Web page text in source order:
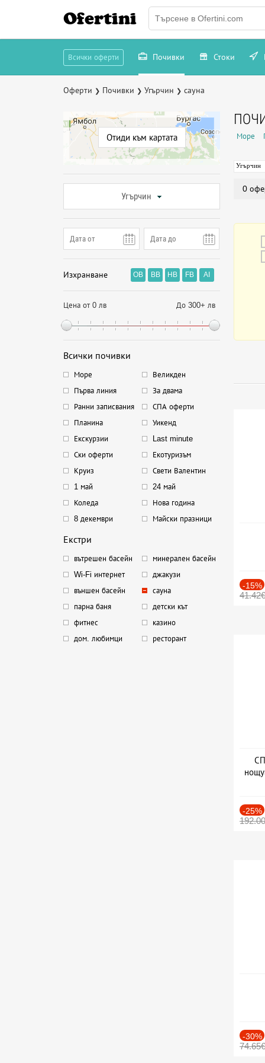
Ofertini
Всички оферти Почивки Стоки
Оферти ❯ Почивки ❯ Угърчин ❯ сауна
Отиди към картата
Угърчин
Изхранване OB BB HB FB AI
Цена от 0 лв До 300+ лв
Всички почивки
Море
Великден
Първа линия
За двама
Ранни записвания
СПА оферти
Планина
Уикенд
Екскурзии
Last minute
Ски оферти
Екотуризъм
Круиз
Свети Валентин
1 май
24 май
Коледа
Нова година
8 декември
Майски празници
Екстри
вътрешен басейн
минерален басейн
Wi-Fi интернет
джакузи
външен басейн
сауна
парна баня
детски кът
фитнес
казино
дом. любимци
ресторант
Море
Угърчин
0
-15%
41.42€
-25%
-30%
74.65€